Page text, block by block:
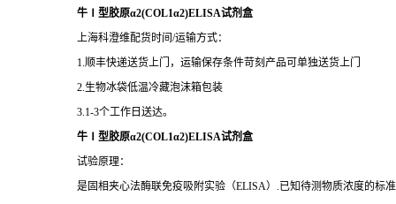
牛Ⅰ型胶原α2(COL1α2)ELISA试剂盒
上海科澄维配货时间/运输方式：
1.顺丰快递送货上门，运输保存条件苛刻产品可单独送货上门
2.生物冰袋低温冷藏泡沫箱包装
3.1-3个工作日送达。
牛Ⅰ型胶原α2(COL1α2)ELISA试剂盒
试验原理：
是固相夹心法酶联免疫吸附实验（ELISA）.已知待测物质浓度的标